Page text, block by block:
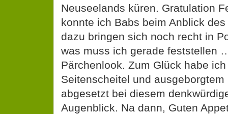
Neuseelands küren. Gratulation
konnte ich Babs beim Anblick
dazu bringen sich noch recht in
was muss ich gerade feststellen
Pärchenlook. Zum Glück habe
Seitenscheitel und ausgeborgtem
abgesetzt bei diesem
Augenblick. Na dann, Guten